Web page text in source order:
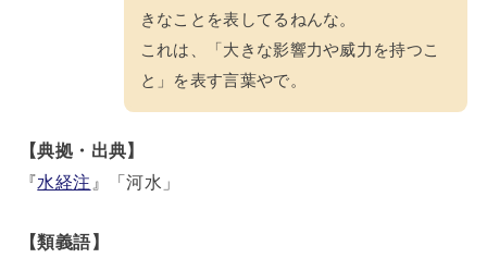
きなことを表してるねんな。
これは、「大きな影響力や威力を持つこ
と」を表す言葉やで。
【典拠・出典】
『水経注 』「河水」
【類義語】